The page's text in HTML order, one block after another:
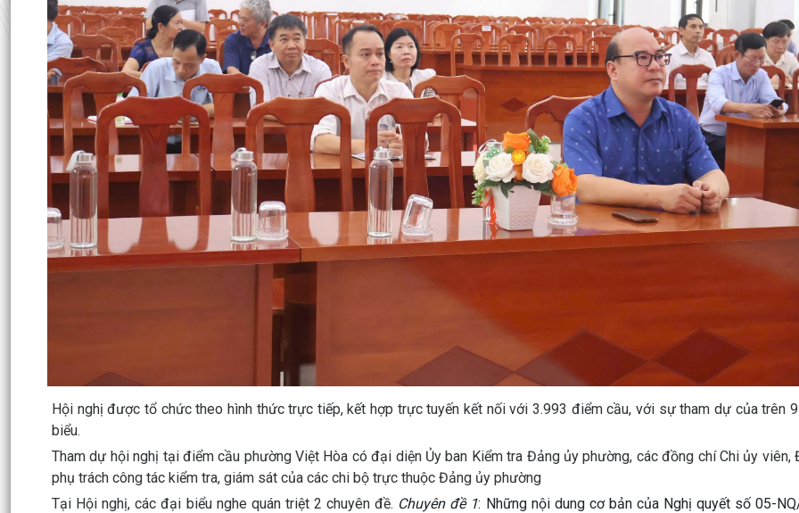
Hội nghị được tổ chức theo hình thức trực tiếp, kết hợp trực tuyến kết nối với 3.993 điểm cầu, với sự tham dự của trên
biểu.
Tham dự hội nghị tại điểm cầu phường Việt Hòa có đại diện Ủy ban Kiểm tra Đảng ủy phường, các đồng chí Chi ủy viên,
phụ trách công tác kiểm tra, giám sát của các chi bộ trực thuộc Đảng ủy phường
Tại Hội nghị, các đại biểu nghe quán triệt 2 chuyên đề. Chuyên đề 1: Những nội dung cơ bản của Nghị quyết số 05-